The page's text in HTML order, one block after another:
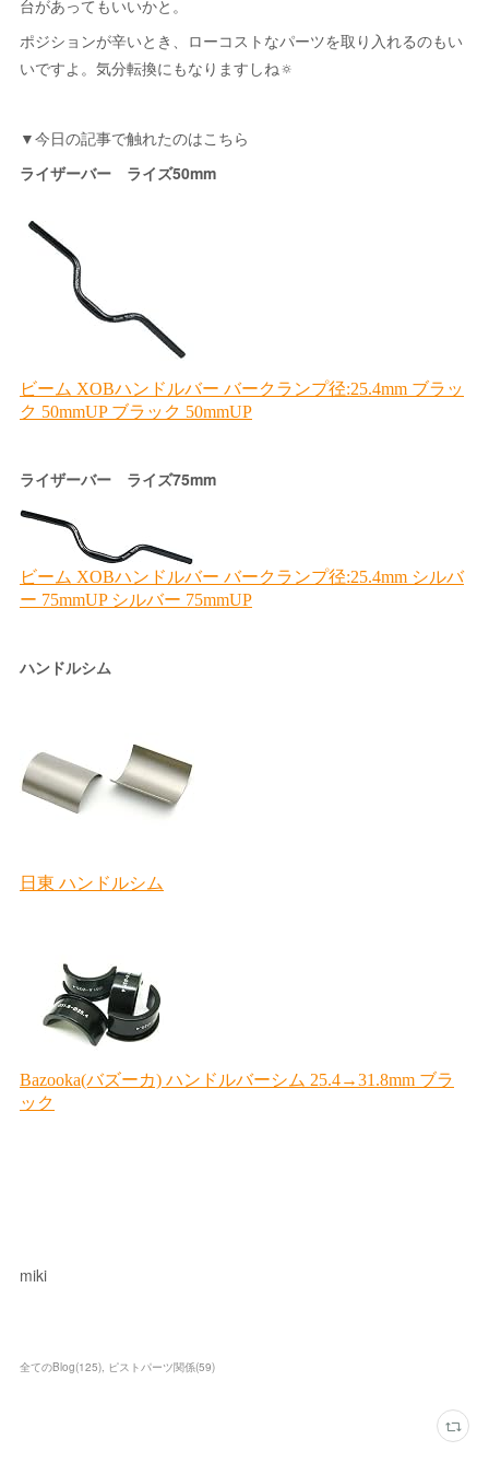
台があってもいいかと。
ポジションが辛いとき、ローコストなパーツを取り入れるのもい
いですよ。気分転換にもなりますしね🔅
▼今日の記事で触れたのはこちら
ライザーバー ライズ50mm
ライザーバー ライズ75mm
ハンドルシム
miki
全てのBlog(125) ピストパーツ関係(59)